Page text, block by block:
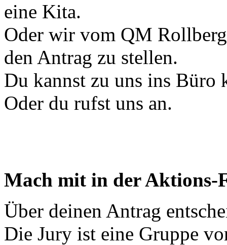
eine Kita.
Oder wir vom QM
den Antrag zu stellen.
Du kannst zu uns ins Büro
Oder du rufst uns an.
Mach mit in der Aktions-
Über deinen Antrag
Die Jury ist eine Gruppe